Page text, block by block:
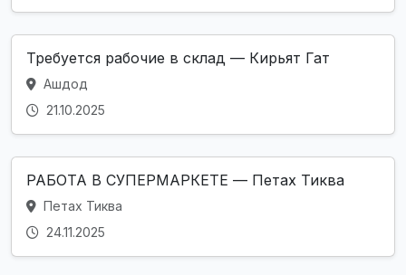
Требуется рабочие в склад — Кирьят Гат
Ашдод
21.10.2025
РАБОТА В СУПЕРМАРКЕТЕ — Петах Тиква
Петах Тиква
24.11.2025